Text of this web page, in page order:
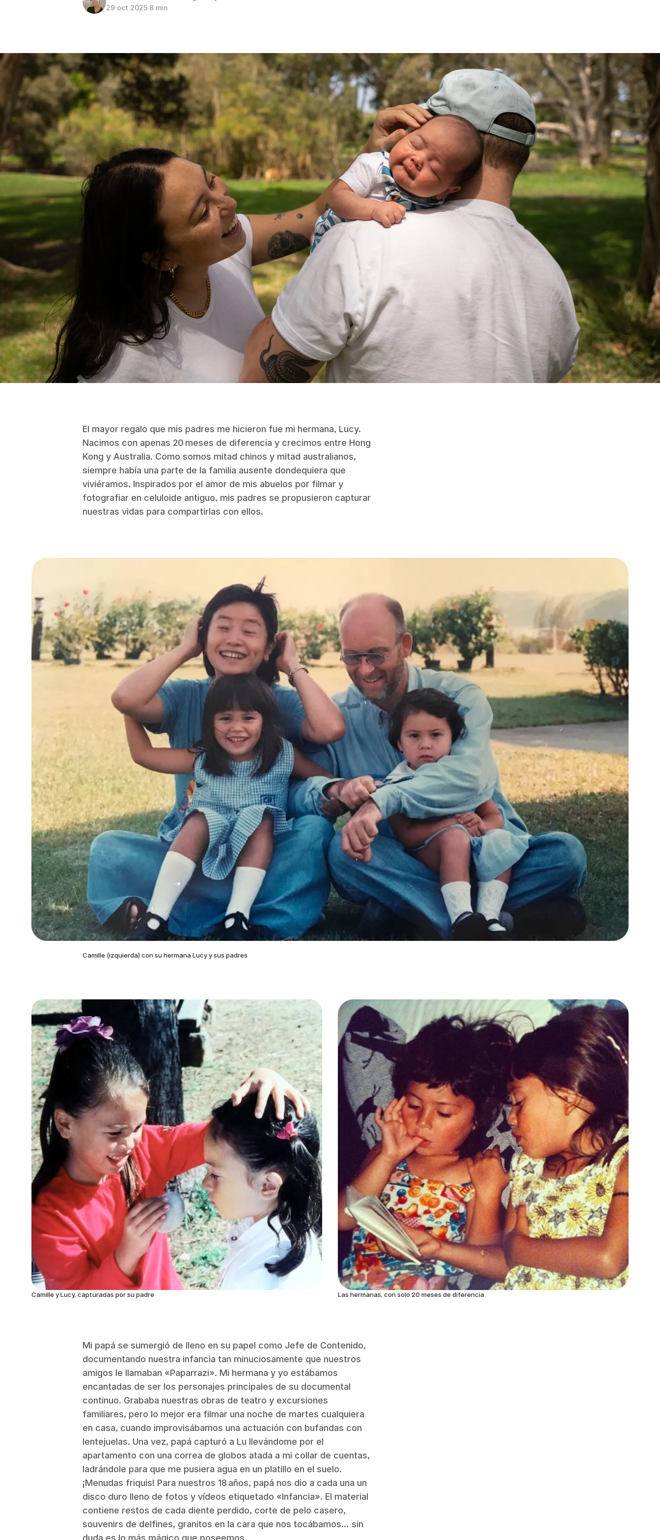
29 oct 2025∙8 min
El mayor regalo que mis padres me hicieron fue mi hermana, Lucy.
Nacimos con apenas 20 meses de diferencia y crecimos entre Hong
Kong y Australia. Como somos mitad chinos y mitad australianos,
siempre había una parte de la familia ausente dondequiera que
viviéramos. Inspirados por el amor de mis abuelos por filmar y
fotografiar en celuloide antiguo, mis padres se propusieron capturar
nuestras vidas para compartirlas con ellos.
Camille (izquierda) con su hermana Lucy y sus padres
Camille y Lucy, capturadas por su padre Las hermanas, con solo 20 meses de diferencia
Mi papá se sumergió de lleno en su papel como Jefe de Contenido,
documentando nuestra infancia tan minuciosamente que nuestros
amigos le llamaban «Paparrazi». Mi hermana y yo estábamos
encantadas de ser los personajes principales de su documental
continuo. Grababa nuestras obras de teatro y excursiones
familiares, pero lo mejor era filmar una noche de martes cualquiera
en casa, cuando improvisábamos una actuación con bufandas con
lentejuelas. Una vez, papá capturó a Lu llevándome por el
apartamento con una correa de globos atada a mi collar de cuentas,
ladrándole para que me pusiera agua en un platillo en el suelo.
¡Menudas friquis! Para nuestros 18 años, papá nos dio a cada una un
disco duro lleno de fotos y vídeos etiquetado «Infancia». El material
contiene restos de cada diente perdido, corte de pelo casero,
souvenirs de delfines, granitos en la cara que nos tocábamos… sin
duda es lo más mágico que poseemos.